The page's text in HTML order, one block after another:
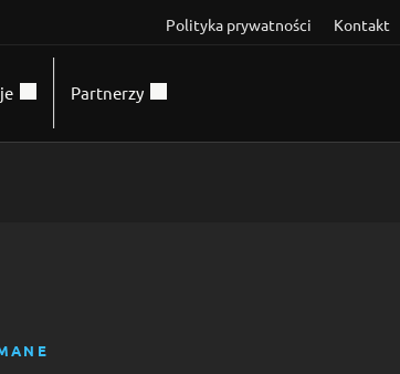
Polityka prywatności Kontakt
Partnerzy